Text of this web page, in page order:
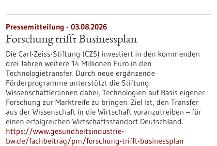
Pressemitteilung - 03.08.2026
Forschung trifft Businessplan
Die Carl-Zeiss-Stiftung (CZS) investiert in den kommenden
drei Jahren weitere 14 Millionen Euro in den
Technologietransfer. Durch neue ergänzende
Förderprogramme unterstützt die Stiftung
Wissenschaftler:innen dabei, Technologien auf Basis eigener
Forschung zur Marktreife zu bringen. Ziel ist, den Transfer
aus der Wissenschaft in die Wirtschaft voranzutreiben – für
einen erfolgreichen Wirtschaftsstandort Deutschland.
https://www.gesundheitsindustrie-
bw.de/fachbeitrag/pm/forschung-trifft-businessplan